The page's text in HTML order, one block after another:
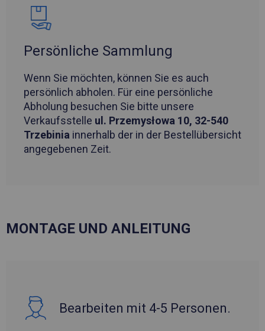
Persönliche Sammlung
Wenn Sie möchten, können Sie es auch
persönlich abholen. Für eine persönliche
Abholung besuchen Sie bitte unsere
Verkaufsstelle ul. Przemysłowa 10, 32-540
Trzebinia innerhalb der in der Bestellübersicht
angegebenen Zeit.
MONTAGE UND ANLEITUNG
Bearbeiten mit 4-5 Personen.